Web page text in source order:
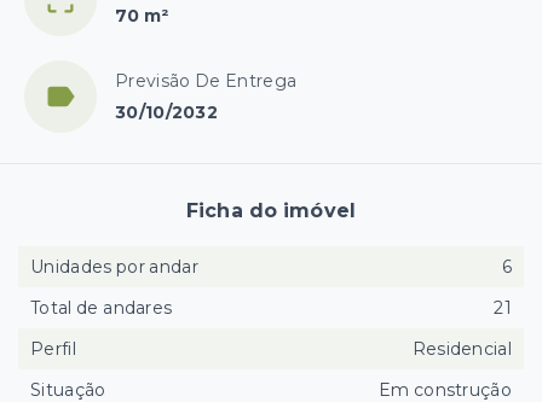
70 m²
Previsão De Entrega
30/10/2032
Ficha do imóvel
Unidades por andar
6
Total de andares
21
Perfil
Residencial
Situação
Em construção